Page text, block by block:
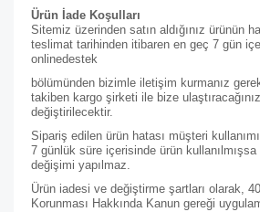
Ürün İade Koşulları
Sitemiz üzerinden satın aldığınız ürünün
teslimat tarihinden itibaren en geç 7 gün
onlinedestek
bölümünden bizimle iletişim kurmanız
takiben kargo şirketi ile bize
değiştirilecektir.
Sipariş edilen ürün hatası müşteri
7 günlük süre içerisinde ürün
değişimi yapılmaz.
Ürün iadesi ve değiştirme şartları olarak,
Korunması Hakkında Kanun gereği